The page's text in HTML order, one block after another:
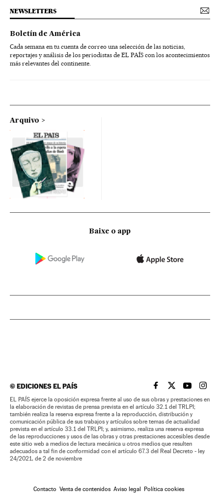
NEWSLETTERS
Boletín de América
Cada semana en tu cuenta de correo una selección de las noticias,
reportajes y análisis de los periodistas de EL PAÍS con los acontecimientos
más relevantes del continente.
Arquivo
Baixe o app
©EDICIONES EL PAÍS EL PAÍS BRASIL EN
EL PAÍSEL PAÍS
EL
EL PAÍS ejerce la oposición expresa frente al uso de sus obras y prestaciones en
la elaboración de revistas de prensa prevista en el artículo 32.1 del TRLPI;
también realiza la reserva expresa frente a la reproducción, distribución y
comunicación pública de sus trabajos y artículos sobre temas de actualidad
prevista en el artículo 33.1 del TRLPI; y, asimismo, realiza una reserva expresa
de las reproducciones y usos de las obras y otras prestaciones accesibles desde
este sitio web a medios de lectura mecánica u otros medios que resulten
adecuados a tal fin de conformidad con el artículo 67.3 del Real Decreto - ley
24/2021, de 2 de noviembre
Contacto Venta de contenidos Aviso legal Política cookies